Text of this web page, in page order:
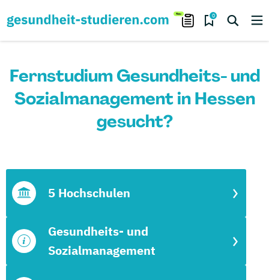
0
Fernstudium Gesundheits- und
Sozialmanagement in Hessen
gesucht?
Gesundheits- und
Sozialmanagement
5 Hochschulen